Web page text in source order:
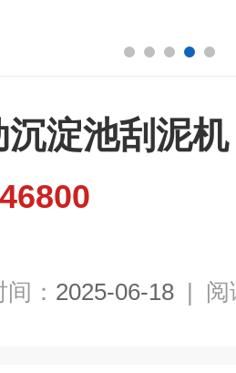
沉淀池刮泥机
： 2025-06-18 | 阅